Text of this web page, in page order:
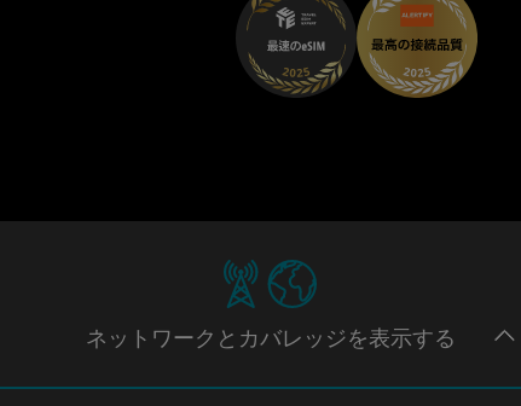
ネットワークとカバレッジを表示する